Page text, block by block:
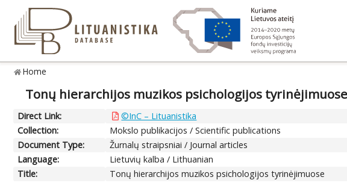
Home
Tonų hierarchijos muzikos psichologijos tyrinėjimuose
Direct Link:
©InC – Lituanistika
Collection:
Mokslo publikacijos / Scientific publications
Document Type:
Žurnalų straipsniai / Journal articles
Language:
Lietuvių kalba / Lithuanian
Title:
Tonų hierarchijos muzikos psichologijos tyrinėjimuose